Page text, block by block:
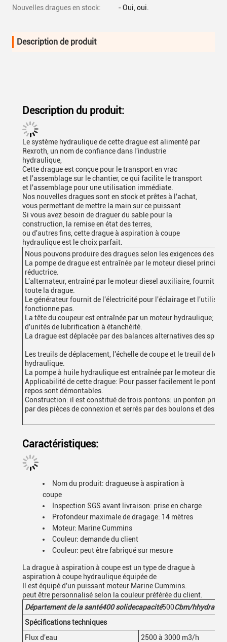
Nouvelles dragues en stock: - Oui, oui.
Description de produit
Description du produit:
Le système hydraulique de cette drague est alimenté par
Rexroth, un nom de confiance dans l'industrie
hydraulique,
Cette drague est conçue pour le transport en vrac
et l'assemblage sur le chantier, ce qui facilite le transport
et l'assemblage pour une utilisation immédiate.
Nos nouvelles dragues sont en stock et prêtes à l'achat,
vous permettant de mettre la main sur ce puissant
Si vous avez besoin de draguer du sable pour la
construction, la remise en état des terres,
ou d'autres fins, cette drague à aspiration à coupe
hydraulique est le choix parfait.
Nous pouvons produire des dragues selon les exigences des
La pompe de drague est entraînée par le moteur diesel
réductrice.
L'alternateur, entraîné par le moteur diesel auxiliaire, fournit
toute la drague.
Le générateur fournit de l'électricité pour l'éclairage et
fonctionne pas.
La tête du coupeur est entraînée par un moteur hydraulique; le
d'unités de lubrification à étanchéité.
La drague est déplacée par des balances alternatives des
Les treuils de déplacement, l'échelle de coupe et le treuil de
hydraulique.
La pompe à huile hydraulique est entraînée par le moteur
Applicabilité de cette drague: Pour passer facilement le pont
repos sont démontables.
Construction: il est constitué de trois pontons: un ponton
par des pièces de connexion et serrés par des boulons et des
Caractéristiques:
Nom du produit: dragueuse à aspiration à
coupe
Inspection SGS avant livraison: prise en charge
Profondeur maximale de dragage: 14 mètres
Moteur: Marine Cummins
Couleur: demande du client
Couleur: peut être fabriqué sur mesure
La drague à aspiration à coupe est un type de drague à
aspiration à coupe hydraulique équipée de
Il est équipé d'un puissant moteur Marine Cummins.
peut être personnalisé selon la couleur préférée du client.
Département de la santé400 solidecapacité500Cbm/h
Spécifications techniques
Flux d'eau
2500 à 3000 m3/h